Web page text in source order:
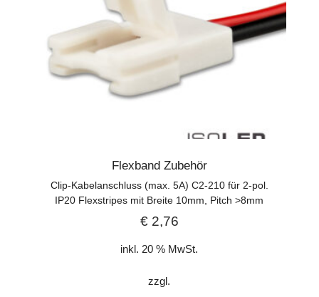
Flexband Zubehör
Clip-Kabelanschluss (max. 5A) C2-210 für 2-pol.
IP20 Flexstripes mit Breite 10mm, Pitch >8mm
€2,76
inkl. 20 % MwSt.
zzgl.